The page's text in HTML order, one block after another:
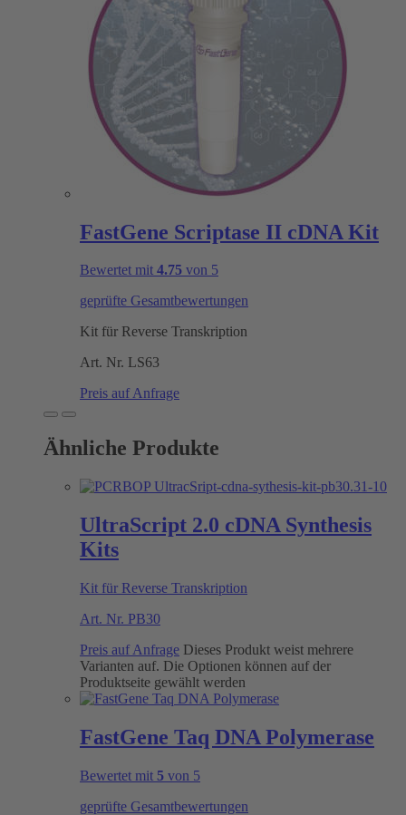
FastGene Scriptase II cDNA Kit
Bewertet mit 4.75 von 5
geprüfte Gesamtbewertungen
Kit für Reverse Transkription
Art. Nr. LS63
Preis auf Anfrage
Ähnliche Produkte
UltraScript 2.0 cDNA Synthesis
Kits
Kit für Reverse Transkription
Art. Nr. PB30
Preis auf Anfrage Dieses Produkt weist mehrere
Varianten auf. Die Optionen können auf der
Produktseite gewählt werden
FastGene Taq DNA Polymerase
Bewertet mit 5 von 5
geprüfte Gesamtbewertungen